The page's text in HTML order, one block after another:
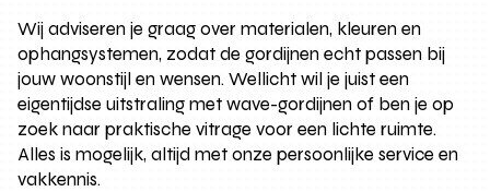
Wij adviseren je graag over materialen, kleuren en
ophangsystemen, zodat de gordijnen echt passen bij
jouw woonstijl en wensen. Wellicht wil je juist een
eigentijdse uitstraling met wave-gordijnen of ben je op
zoek naar praktische vitrage voor een lichte ruimte.
Alles is mogelijk, altijd met onze persoonlijke service en
vakkennis.